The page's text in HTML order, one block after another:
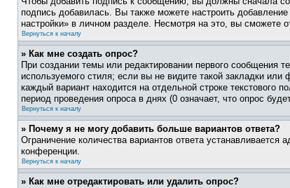
подпись добавилась. Вы также можете настроить
настройки» в личном разделе. Несмотря на это, вы
Вернуться к началу
» Как мне создать опрос?
При создании темы или редактировании первого сообщения
используемого стиля; если вы не видите такой закладки
каждый вариант находится на отдельной строке текстового
период проведения опроса в днях (0 означает, что опрос
Вернуться к началу
» Почему я не могу добавить больше вариантов ответа?
Ограничение количества вариантов ответа
конференции.
Вернуться к началу
» Как мне отредактировать или удалить опрос?